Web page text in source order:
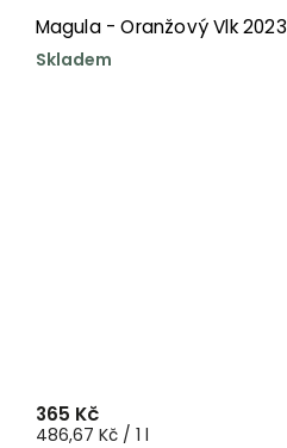
Magula - Oranžový Vlk 2023
Skladem
365 Kč
486,67 Kč / 1 l